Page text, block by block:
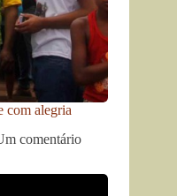
com alegria
comentário